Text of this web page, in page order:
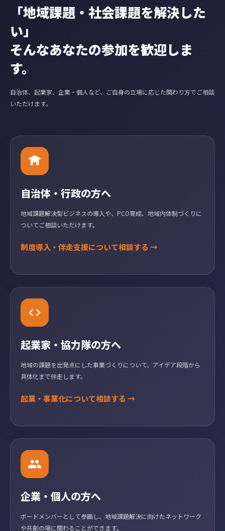
「地域課題・社会課題を解決した
い」
そんなあなたの参加を歓迎しま
す。
自治体、起業家、企業・個人など、ご自身の立場に応じた関わり方でご相談
いただけます。
自治体・行政の方へ
地域課題解決型ビジネスの導入や、PCO育成、地域内体制づくりに
ついてご相談いただけます。
制度導入・伴走支援について相談する →
起業家・協力隊の方へ
地域の課題を出発点にした事業づくりについて、アイデア段階から
具体化まで伴走します。
起業・事業化について相談する →
企業・個人の方へ
ボードメンバーとして参画し、地域課題解決に向けたネットワーク
や共創の場に関わることができます。